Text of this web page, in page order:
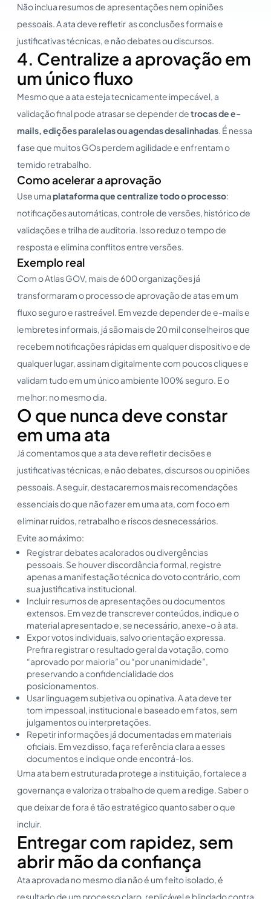
Não inclua resumos de apresentações nem opiniões
pessoais. A ata deve refletir as conclusões formais e
justificativas técnicas, e não debates ou discursos.
4. Centralize a aprovação em
um único fluxo
Mesmo que a ata esteja tecnicamente impecável, a
validação final pode atrasar se depender detrocas de e-
mails, edições paralelas ou agendas desalinhadas. É nessa
fase que muitos GOs perdem agilidade e enfrentam o
temido retrabalho.
Como acelerar a aprovação
Use umaplataforma que centralize todo o processo:
notificações automáticas, controle de versões, histórico de
validações e trilha de auditoria. Isso reduz o tempo de
resposta e elimina conflitos entre versões.
Exemplo real
Com o Atlas GOV, mais de 600 organizações já
transformaram o processo de aprovação de atas em um
fluxo seguro e rastreável. Em vez de depender de e-mails e
lembretes informais, já são mais de 20 mil conselheiros que
recebem notificações rápidas em qualquer dispositivo e de
qualquer lugar, assinam digitalmente com poucos cliques e
validam tudo em um único ambiente 100% seguro. E o
melhor: no mesmo dia.
O que nunca deve constar
em uma ata
Já comentamos que a ata deve refletir decisões e
justificativas técnicas, e não debates, discursos ou opiniões
pessoais. A seguir, destacaremos mais recomendações
essenciais do que não fazer em uma ata, com foco em
eliminar ruídos, retrabalho e riscos desnecessários.
Evite ao máximo:
Registrar debates acalorados ou divergências
pessoais. Se houver discordância formal, registre
apenas a manifestação técnica do voto contrário, com
sua justificativa institucional.
Incluir resumos de apresentações ou documentos
extensos. Em vez de transcrever conteúdos, indique o
material apresentado e, se necessário, anexe-o à ata.
Expor votos individuais, salvo orientação expressa.
Prefira registrar o resultado geral da votação, como
“aprovado por maioria” ou “por unanimidade”,
preservando a confidencialidade dos
posicionamentos.
Usar linguagem subjetiva ou opinativa. A ata deve ter
tom impessoal, institucional e baseado em fatos, sem
julgamentos ou interpretações.
Repetir informações já documentadas em materiais
oficiais. Em vez disso, faça referência clara a esses
documentos e indique onde encontrá-los.
Uma ata bem estruturada protege a instituição, fortalece a
governança e valoriza o trabalho de quem a redige. Saber o
que deixar de fora é tão estratégico quanto saber o que
incluir.
Entregar com rapidez, sem
abrir mão da confiança
Ata aprovada no mesmo dia não é um feito isolado, é
resultado de um processo claro, replicável e blindado contra